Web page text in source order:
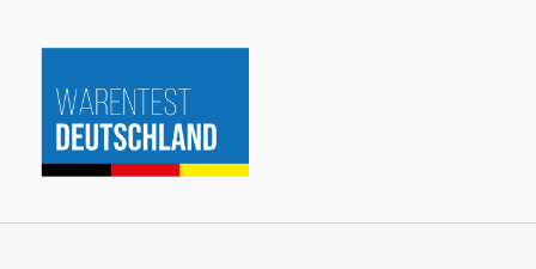
Inhalt
springen